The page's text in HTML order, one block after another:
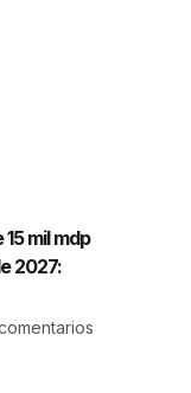
mil mdp
2027: